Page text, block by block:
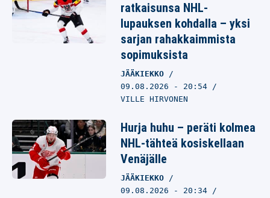
ratkaisunsa NHL-
lupauksen kohdalla – yksi
sarjan rahakkaimmista
sopimuksista
JÄÄKIEKKO
09.08.2026 - 20:54
VILLE HIRVONEN
Hurja huhu – peräti kolmea
NHL-tähteä kosiskellaan
Venäjälle
JÄÄKIEKKO
09.08.2026 - 20:34